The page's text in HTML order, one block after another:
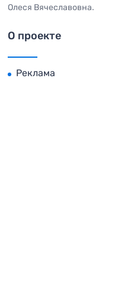
Олеся Вячеславовна.
О проекте
Реклама